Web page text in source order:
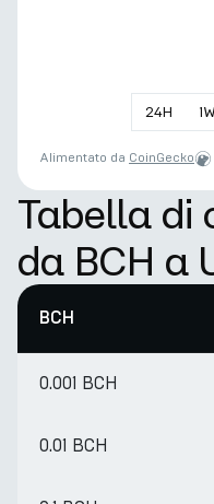
24H 1W
Alimentato da CoinGecko
Tabella di
da BCH a
BCH
0.001 BCH
0.01 BCH